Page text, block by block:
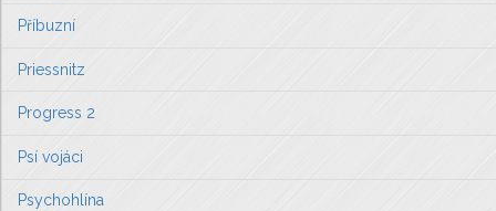
Příbuzní
Priessnitz
Progress 2
Psí vojáci
Psychohlína